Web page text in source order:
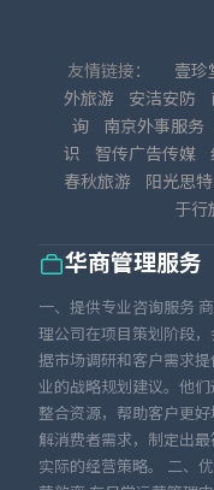
友情链接： 壹珍
外旅游
安洁安防
询
南京外事服务
识
智传广告传媒
春秋旅游
阳光思
于行
华商管理服务
一、提供专业咨询服务
理公司在项目策划阶段
据市场调研和客户需求提
业的战略规划建议。他们
整合资源，帮助客户更
解消费者需求，制定出
实际的经营策略。 二、